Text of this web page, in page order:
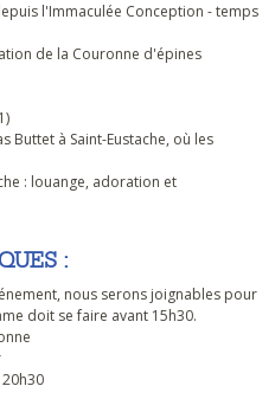
l'Immaculée Conception - temps
de la Couronne d'épines
Buttet à Saint-Eustache, où les
: louange, adoration et
:
nous serons joignables pour
doit se faire avant 15h30.